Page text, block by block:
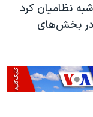
نظامیان کرد
در بخش‌های